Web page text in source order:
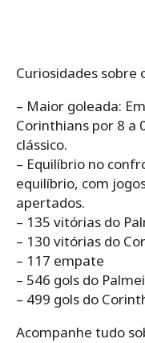
Curiosidades sobre
– Maior goleada:
Corinthians por 8 a
clássico.
– Equilíbrio no
equilíbrio, com
apertados.
– 135 vitórias do
– 130 vitórias do
– 117 empate
– 546 gols do
– 499 gols do
Acompanhe tudo